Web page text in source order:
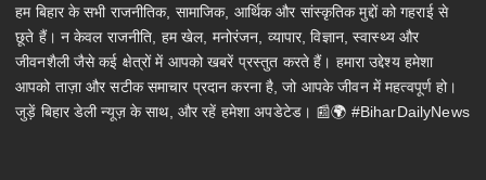
हम बिहार के सभी राजनीतिक, सामाजिक, आर्थिक और सांस्कृतिक मुद्दों को गहराई से
छूते हैं। न केवल राजनीति, हम खेल, मनोरंजन, व्यापार, विज्ञान, स्वास्थ्य और
जीवनशैली जैसे कई क्षेत्रों में आपको खबरें प्रस्तुत करते हैं। हमारा उद्देश्य हमेशा
आपको ताज़ा और सटीक समाचार प्रदान करना है, जो आपके जीवन में महत्वपूर्ण हो।
जुड़ें बिहार डेली न्यूज़ के साथ, और रहें हमेशा अपडेटेड। 📰🌍 #BiharDailyNews